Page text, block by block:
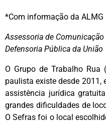
*Com informação da ALMG
Assessoria de Comunicação
Defensoria Pública da União
O Grupo de Trabalho Rua
paulista existe desde 2011,
assistência jurídica
grandes dificuldades de
O Sefras foi o local